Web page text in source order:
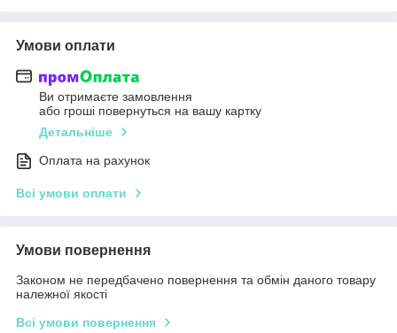
Умови оплати
Ви отримаєте замовлення
або гроші повернуться на вашу картку
Детальніше
Оплата на рахунок
Всі умови оплати
Умови повернення
Законом не передбачено повернення та обмін даного товару
належної якості
Всі умови повернення